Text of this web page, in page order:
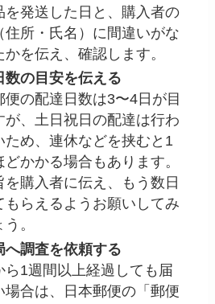
を発送した日と、購入者の
住所・氏名）に間違いがな
かを伝え、確認します。
数の目安を伝える
便の配達日数は3〜4日が目
が、土日祝日の配達は行わ
ため、連休などを挟むと1
どかかる場合もあります。
を購入者に伝え、もう数日
もらえるようお願いしてみ
。
へ調査を依頼する
ら1週間以上経過しても届
場合は、日本郵便の「郵便